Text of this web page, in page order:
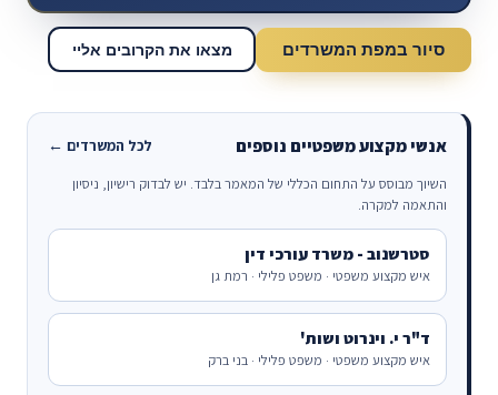
סיור במפת המשרדים מצאו את הקרובים אליי
אנשי מקצוע משפטיים נוספים לכל המשרדים ←
השיוך מבוסס על התחום הכללי של המאמר בלבד. יש לבדוק רישיון, ניסיון
והתאמה למקרה.
סטרשנוב - משרד עורכי דין
איש מקצוע משפטי · משפט פלילי · רמת גן
ד"ר י. וינרוט ושות'
איש מקצוע משפטי · משפט פלילי · בני ברק